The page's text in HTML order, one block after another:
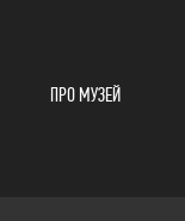
ПРО МУЗЕЙ